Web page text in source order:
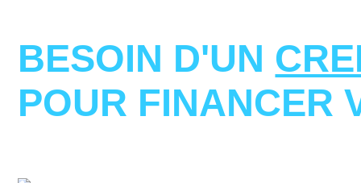
BESOIN D'UN
POUR FINANCER